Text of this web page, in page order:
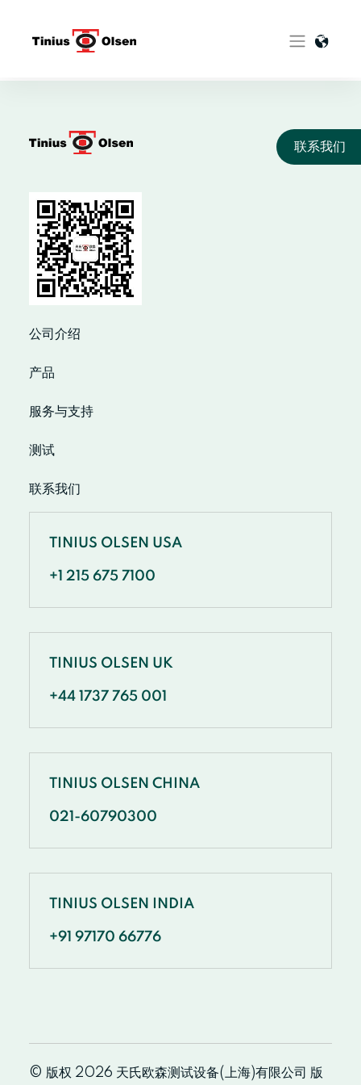
公司介绍
产品
服务与支持
测试
联系我们
TINIUS OLSEN USA
+1 215 675 7100
TINIUS OLSEN UK
+44 1737 765 001
TINIUS OLSEN CHINA
021-60790300
TINIUS OLSEN INDIA
+91 97170 66776
© 版权 2026 天氏欧森测试设备(上海)有限公司 版
联系我们